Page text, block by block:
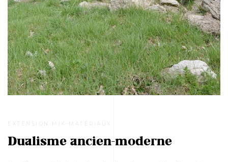
EXTENSION MIX-MATÉRIAUX
Dualisme ancien-moderne